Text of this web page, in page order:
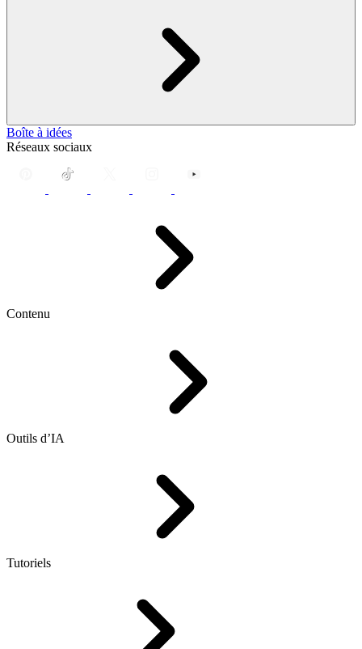
Boîte à idées
Réseaux sociaux
Contenu
Outils d’IA
Tutoriels